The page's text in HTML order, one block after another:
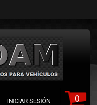
0
INICIAR SESIÓN